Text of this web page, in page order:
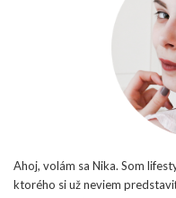
Ahoj, volám sa Nika. Som
ktorého si už neviem